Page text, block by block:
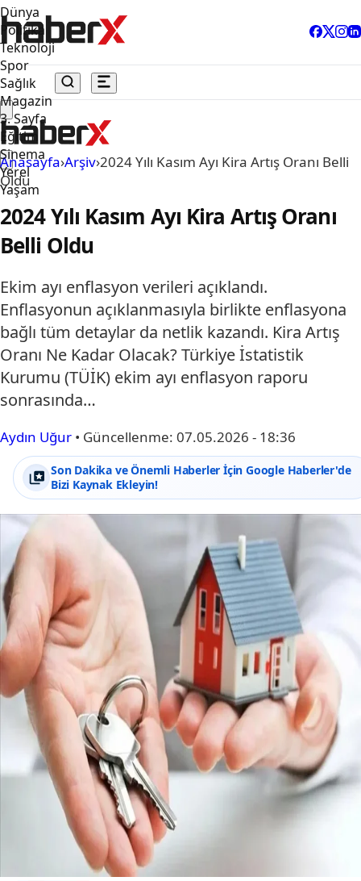
Dünya
Politika
Teknoloji
Spor
Sağlık
Magazin
3. Sayfa
Eğitim
Sinema
Yerel
Yaşam
Anasayfa›Arşiv›2024 Yılı Kasım Ayı Kira Artış Oranı Belli
Oldu
2024 Yılı Kasım Ayı Kira Artış Oranı
Belli Oldu
Ekim ayı enflasyon verileri açıklandı.
Enflasyonun açıklanmasıyla birlikte enflasyona
bağlı tüm detaylar da netlik kazandı. Kira Artış
Oranı Ne Kadar Olacak? Türkiye İstatistik
Kurumu (TÜİK) ekim ayı enflasyon raporu
sonrasında…
Aydın Uğur • Güncellenme: 07.05.2026 - 18:36
Son Dakika ve Önemli Haberler İçin Google Haberler'de
Bizi Kaynak Ekleyin!